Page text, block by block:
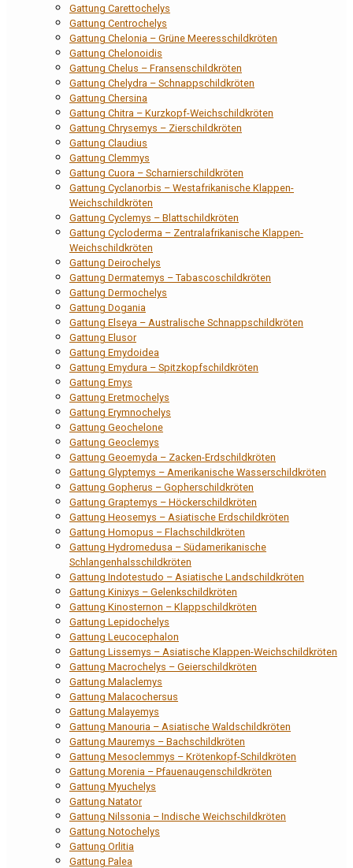
Gattung Carettochelys
Gattung Centrochelys
Gattung Chelonia – Grüne Meeresschildkröten
Gattung Chelonoidis
Gattung Chelus – Fransenschildkröten
Gattung Chelydra – Schnappschildkröten
Gattung Chersina
Gattung Chitra – Kurzkopf-Weichschildkröten
Gattung Chrysemys – Zierschildkröten
Gattung Claudius
Gattung Clemmys
Gattung Cuora – Scharnierschildkröten
Gattung Cyclanorbis – Westafrikanische Klappen-
Weichschildkröten
Gattung Cyclemys – Blattschildkröten
Gattung Cycloderma – Zentralafrikanische Klappen-
Weichschildkröten
Gattung Deirochelys
Gattung Dermatemys – Tabascoschildkröten
Gattung Dermochelys
Gattung Dogania
Gattung Elseya – Australische Schnappschildkröten
Gattung Elusor
Gattung Emydoidea
Gattung Emydura – Spitzkopfschildkröten
Gattung Emys
Gattung Eretmochelys
Gattung Erymnochelys
Gattung Geochelone
Gattung Geoclemys
Gattung Geoemyda – Zacken-Erdschildkröten
Gattung Glyptemys – Amerikanische Wasserschildkröten
Gattung Gopherus – Gopherschildkröten
Gattung Graptemys – Höckerschildkröten
Gattung Heosemys – Asiatische Erdschildkröten
Gattung Homopus – Flachschildkröten
Gattung Hydromedusa – Südamerikanische
Schlangenhalsschildkröten
Gattung Indotestudo – Asiatische Landschildkröten
Gattung Kinixys – Gelenkschildkröten
Gattung Kinosternon – Klappschildkröten
Gattung Lepidochelys
Gattung Leucocephalon
Gattung Lissemys – Asiatische Klappen-Weichschildkröten
Gattung Macrochelys – Geierschildkröten
Gattung Malaclemys
Gattung Malacochersus
Gattung Malayemys
Gattung Manouria – Asiatische Waldschildkröten
Gattung Mauremys – Bachschildkröten
Gattung Mesoclemmys – Krötenkopf-Schildkröten
Gattung Morenia – Pfauenaugenschildkröten
Gattung Myuchelys
Gattung Natator
Gattung Nilssonia – Indische Weichschildkröten
Gattung Notochelys
Gattung Orlitia
Gattung Palea